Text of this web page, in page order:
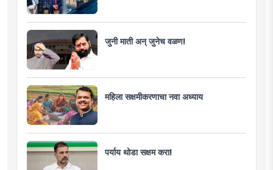
जुनी माती अन् जुनेच वळण!
महिला सक्षमीकरणाचा नवा अध्याय
पर्याय थोडा सक्षम करा!